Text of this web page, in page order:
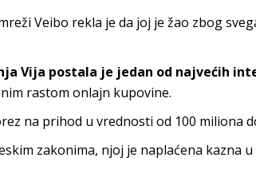
Veibo rekla je da joj je žao zbog
Vija postala je jedan od najvećih
rastom onlajn kupovine.
na prihod u vrednosti od 100 miliona
zakonima, njoj je naplaćena kazna